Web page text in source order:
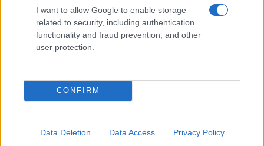
I want to allow Google to enable storage
related to security, including authentication
functionality and fraud prevention, and other
user protection.
CONFIRM
Data Deletion Data Access Privacy Policy
Obvestila
Izklop elektrike: 426. Nadzorništvo Vuzenica - Območje Sv.
Anton na Pohorju
⚡Izklop elektrike: 425. Nadzorništvo Vuzenica - Območje
pred 16 urami